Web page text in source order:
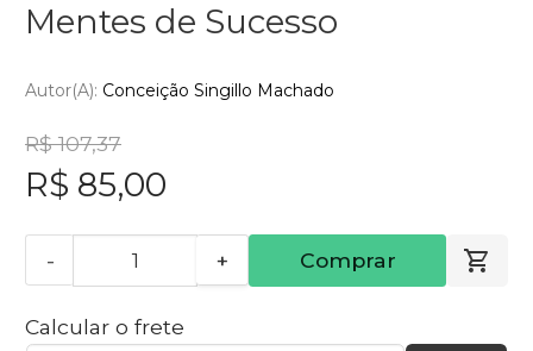
Mentes de Sucesso
Autor(a): Conceição Singillo Machado
R$ 107,37
R$ 85,00
- + Comprar
Calcular o frete